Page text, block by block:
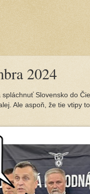
2024
Slovensko do
Ale aspoň, že tie vtipy